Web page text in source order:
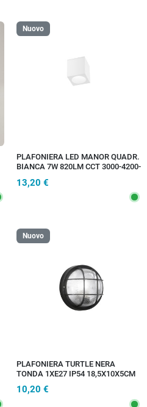
Nuovo
PLAFONIERA LED MANOR QUADR.
BIANCA 7W 820LM CCT 3000-4200-
13,20 €
Nuovo
PLAFONIERA TURTLE NERA
TONDA 1XE27 IP54 18,5X10X5CM
10,20 €